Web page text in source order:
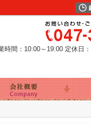
時間：10:00～19:00 定休日